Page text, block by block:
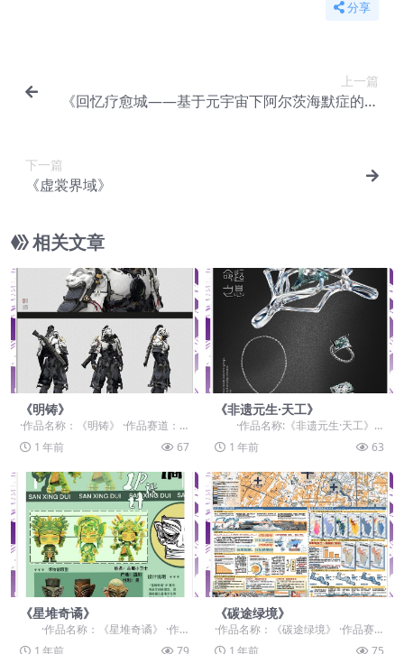
分享
上一篇
《回忆疗愈城——基于元宇宙下阿尔茨海默症的治
下一篇
《虚裳界域》
相关文章
《明铸》
·作品名称：《明铸》 ·作品赛道：
学生组：自由主题赛道-”元宇宙+“ ·
作品类别...
1 年前 67
《非遗元生·天工》
·作品名称:《非遗元生·天工》 ·
作品赛道：学生组：命题赛道-”...
1 年前 63
《星堆奇谲》
·作品名称：《星堆奇谲》 ·作
品赛道：学生组：命题赛道-”元宇
1 年前 79
《碳途绿境》
·作品名称：《碳途绿境》 ·作品赛
道：学生组：自由主题赛道-”元宇宙
1 年前 75